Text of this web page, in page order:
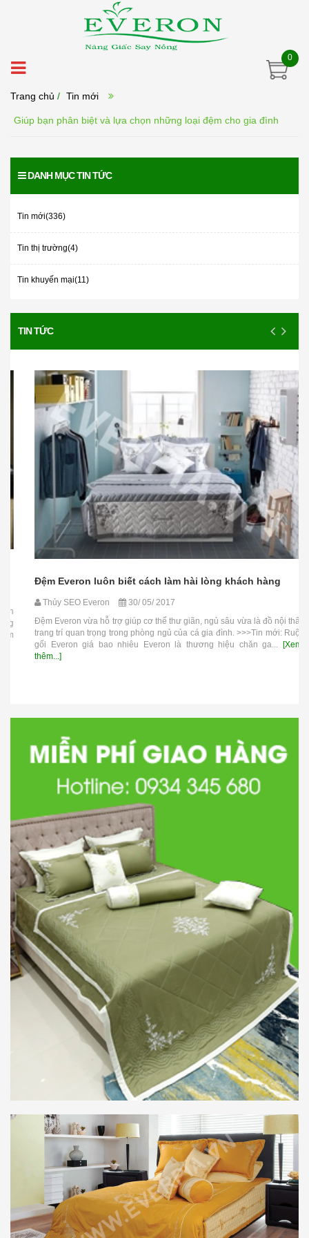
0
Trang chủ / Tin mới
Giúp bạn phân biệt và lựa chọn những loại đệm cho gia đình
DANH MỤC TIN TỨC
Tin mới(336)
Tin thị trường(4)
Tin khuyến mại(11)
TIN TỨC
Đệm Everon luôn biết cách làm hài lòng khách hàng
Thủy SEO Everon
30/ 05/ 2017
Đệm Everon vừa hỗ trợ giúp cơ thể thư giãn, ngủ sâu vừa là đồ nội thất
trang trí quan trọng trong phòng ngủ của cá gia đình. >>>Tin mới: Ruột
gối Everon giá bao nhiêu Everon là thương hiệu chăn ga...[Xem
thêm...]